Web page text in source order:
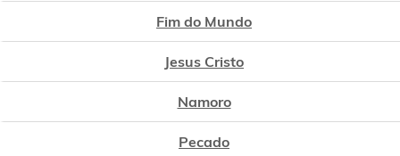
Fim do Mundo
Jesus Cristo
Namoro
Pecado